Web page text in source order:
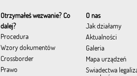
Otrzymałeś wezwanie? Co
dalej?
Procedura
Wzory dokumentów
Crossborder
Prawo
O nas
Jak działamy
Aktualności
Galeria
Mapa urządzeń
Świadectwa